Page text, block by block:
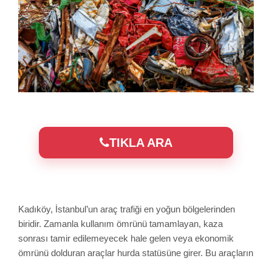
TIKLA ARA
Kadıköy, İstanbul’un araç trafiği en yoğun bölgelerinden
biridir. Zamanla kullanım ömrünü tamamlayan, kaza
sonrası tamir edilemeyecek hale gelen veya ekonomik
ömrünü dolduran araçlar hurda statüsüne girer. Bu araçların